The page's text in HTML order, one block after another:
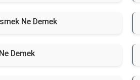
Ne Demek
Demek